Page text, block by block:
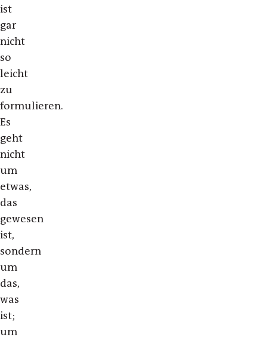
ist
gar
nicht
so
leicht
zu
formulieren.
Es
geht
nicht
um
etwas,
das
gewesen
ist,
sondern
um
das,
was
ist;
um